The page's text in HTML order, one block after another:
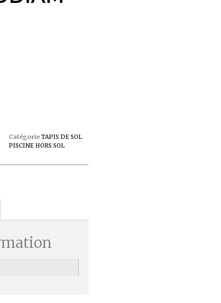
Catégorie TAPIS DE SOL
PISCINE HORS SOL